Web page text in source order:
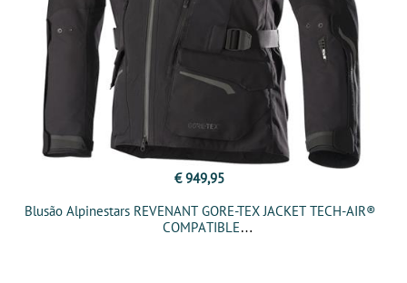
€ 949,95
Blusão Alpinestars REVENANT GORE-TEX JACKET TECH-AIR®
COMPATIBLE